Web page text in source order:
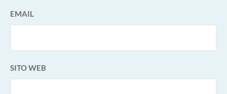
EMAIL
SITO WEB